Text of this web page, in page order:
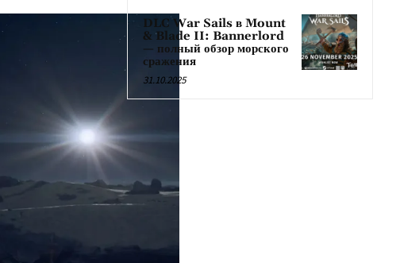
DLC War Sails в Mount
& Blade II: Bannerlord
— полный обзор морского
сражения
31.10.2025